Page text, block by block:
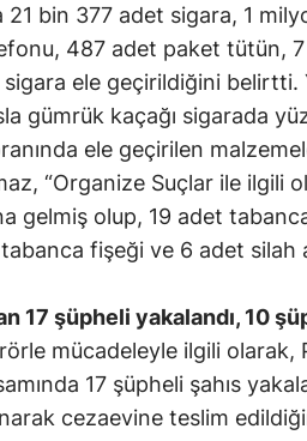
21 bin 377 adet sigara, 1
487 adet paket tütün,
ele geçirildiğini belirtti.
gümrük kaçağı sigarada
ele geçirilen
“Organize Suçlar ile ilgili
gelmiş olup, 19 adet
fişeği ve 6 adet silah
17 şüpheli yakalandı, 10
mücadeleyle ilgili
17 şüpheli şahıs
cezaevine teslim